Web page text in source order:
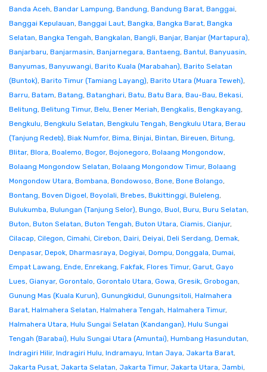
Banda Aceh, Bandar Lampung, Bandung, Bandung Barat, Banggai,
Banggai Kepulauan, Banggai Laut, Bangka, Bangka Barat, Bangka
Selatan, Bangka Tengah, Bangkalan, Bangli, Banjar, Banjar (Martapura),
Banjarbaru, Banjarmasin, Banjarnegara, Bantaeng, Bantul, Banyuasin,
Banyumas, Banyuwangi, Barito Kuala (Marabahan), Barito Selatan
(Buntok), Barito Timur (Tamiang Layang), Barito Utara (Muara Teweh),
Barru, Batam, Batang, Batanghari, Batu, Batu Bara, Bau-Bau, Bekasi,
Belitung, Belitung Timur, Belu, Bener Meriah, Bengkalis, Bengkayang,
Bengkulu, Bengkulu Selatan, Bengkulu Tengah, Bengkulu Utara, Berau
(Tanjung Redeb), Biak Numfor, Bima, Binjai, Bintan, Bireuen, Bitung,
Blitar, Blora, Boalemo, Bogor, Bojonegoro, Bolaang Mongondow,
Bolaang Mongondow Selatan, Bolaang Mongondow Timur, Bolaang
Mongondow Utara, Bombana, Bondowoso, Bone, Bone Bolango,
Bontang, Boven Digoel, Boyolali, Brebes, Bukittinggi, Buleleng,
Bulukumba, Bulungan (Tanjung Selor), Bungo, Buol, Buru, Buru Selatan,
Buton, Buton Selatan, Buton Tengah, Buton Utara, Ciamis, Cianjur,
Cilacap, Cilegon, Cimahi, Cirebon, Dairi, Deiyai, Deli Serdang, Demak,
Denpasar, Depok, Dharmasraya, Dogiyai, Dompu, Donggala, Dumai,
Empat Lawang, Ende, Enrekang, Fakfak, Flores Timur, Garut, Gayo
Lues, Gianyar, Gorontalo, Gorontalo Utara, Gowa, Gresik, Grobogan,
Gunung Mas (Kuala Kurun), Gunungkidul, Gunungsitoli, Halmahera
Barat, Halmahera Selatan, Halmahera Tengah, Halmahera Timur,
Halmahera Utara, Hulu Sungai Selatan (Kandangan), Hulu Sungai
Tengah (Barabai), Hulu Sungai Utara (Amuntai), Humbang Hasundutan,
Indragiri Hilir, Indragiri Hulu, Indramayu, Intan Jaya, Jakarta Barat,
Jakarta Pusat, Jakarta Selatan, Jakarta Timur, Jakarta Utara, Jambi,